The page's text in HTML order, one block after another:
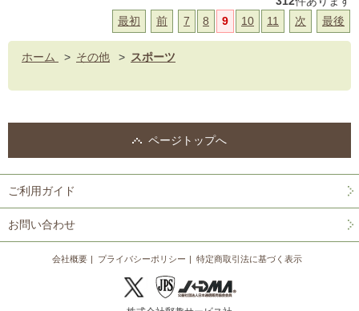
最初
前 7 8 9 10 11 次 最後
ホーム > その他 > スポーツ
ページトップへ
ご利用ガイド
お問い合わせ
会社概要 プライバシーポリシー 特定商取引法に基づく表示